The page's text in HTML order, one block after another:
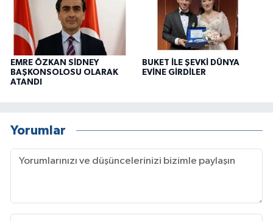
EMRE ÖZKAN SİDNEY
BAŞKONSOLOSU OLARAK
ATANDI
BUKET İLE ŞEVKİ DÜNYA
EVİNE GİRDİLER
Yorumlar